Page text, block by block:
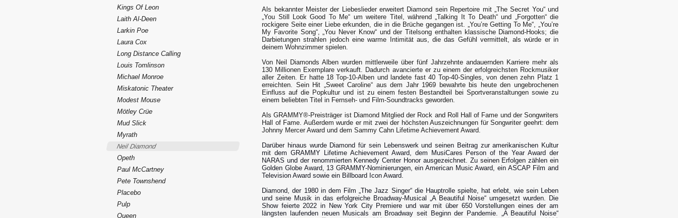
Als bekannter Meister der Liebeslieder erweitert Diamond sein Repertoire mit „The Secret You“ und
„You Still Look Good To Me“ um weitere Titel, während „Talking It To Death“ und „Forgotten“ die
rockigere Seite einer Liebe erkunden, die in die Brüche gegangen ist. „You’re Getting To Me“, „You’re
My Favorite Song“, „You Never Know“ und der Titelsong enthalten klassische Diamond-Hooks; die
Darbietungen strahlen jedoch eine warme Intimität aus, die das Gefühl vermittelt, als würde er in
deinem Wohnzimmer spielen.
Von Neil Diamonds Alben wurden mittlerweile über fünf Jahrzehnte andauernden Karriere mehr als
130 Millionen Exemplare verkauft. Dadurch avancierte er zu einem der erfolgreichsten Rockmusiker
aller Zeiten. Er hatte 18 Top-10-Alben und landete fast 40 Top-40-Singles, von denen zehn Platz 1
erreichten. Sein Hit „Sweet Caroline“ aus dem Jahr 1969 bewahrte bis heute den ungebrochenen
Einfluss auf die Popkultur und ist zu einem festen Bestandteil bei Sportveranstaltungen sowie zu
einem beliebten Titel in Fernseh- und Film-Soundtracks geworden.
Als GRAMMY®-Preisträger ist Diamond Mitglied der Rock and Roll Hall of Fame und der Songwriters
Hall of Fame. Außerdem wurde er mit zwei der höchsten Auszeichnungen für Songwriter geehrt: dem
Johnny Mercer Award und dem Sammy Cahn Lifetime Achievement Award.
Darüber hinaus wurde Diamond für sein Lebenswerk und seinen Beitrag zur amerikanischen Kultur
mit dem GRAMMY Lifetime Achievement Award, dem MusiCares Person of the Year Award der
NARAS und der renommierten Kennedy Center Honor ausgezeichnet. Zu seinen Erfolgen zählen ein
Golden Globe Award, 13 GRAMMY-Nominierungen, ein American Music Award, ein ASCAP Film and
Television Award sowie ein Billboard Icon Award.
Diamond, der 1980 in dem Film „The Jazz Singer“ die Hauptrolle spielte, hat erlebt, wie sein Leben
und seine Musik in das erfolgreiche Broadway-Musical „A Beautiful Noise“ umgesetzt wurden. Die
Show feierte 2022 in New York City Premiere und war mit über 650 Vorstellungen eines der am
längsten laufenden neuen Musicals am Broadway seit Beginn der Pandemie. „A Beautiful Noise“
Kings Of Leon
Laith Al-Deen
Larkin Poe
Laura Cox
Long Distance Calling
Louis Tomlinson
Michael Monroe
Miskatonic Theater
Modest Mouse
Mötley Crüe
Mud Slick
Myrath
Neil Diamond
Opeth
Paul McCartney
Pete Townshend
Placebo
Pulp
Queen